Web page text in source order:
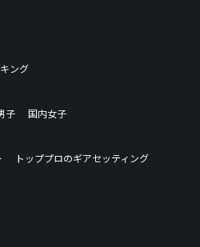
ング
子
国内女子
トッププロのギアセッティング